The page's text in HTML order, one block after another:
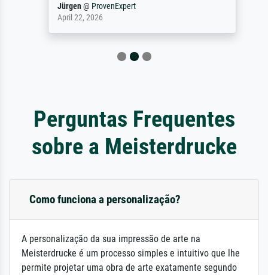
Jürgen@ProvenExpert
April 22, 2026
Perguntas Frequentes
sobre a Meisterdrucke
Como funciona a personalização?
A personalização da sua impressão de arte na
Meisterdrucke é um processo simples e intuitivo que lhe
permite projetar uma obra de arte exatamente segundo